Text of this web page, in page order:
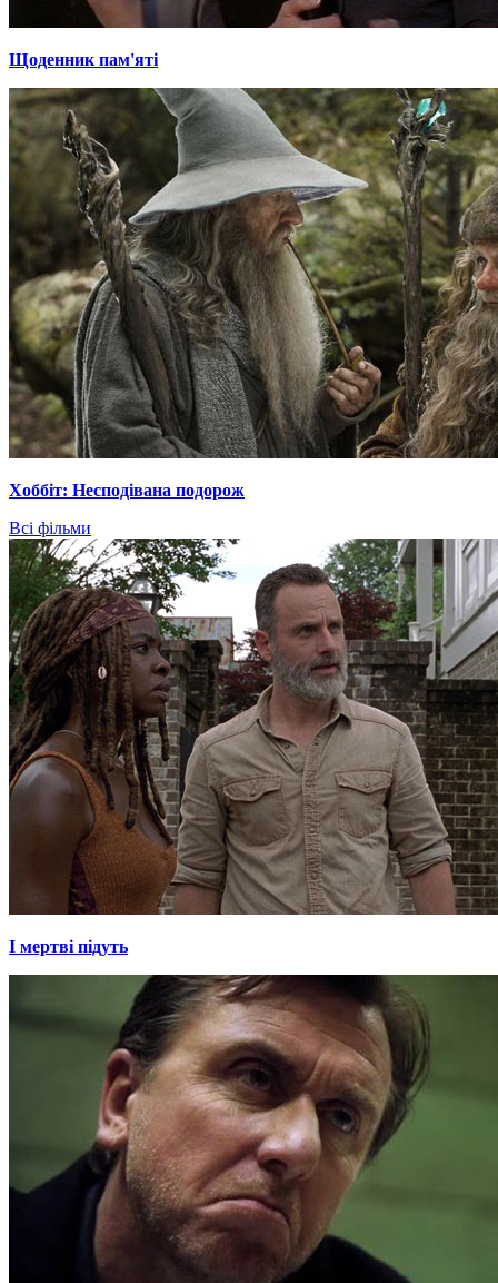
Щоденник пам'яті
Хоббіт: Несподівана подорож
Всі фільми
І мертві підуть